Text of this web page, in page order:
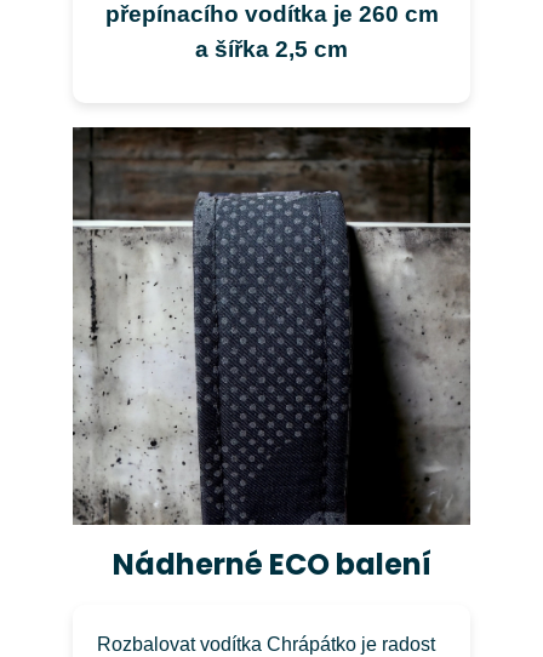
přepínacího vodítka je 260 cm
a šířka 2,5 cm
Nádherné ECO balení
Rozbalovat vodítka Chrápátko je radost